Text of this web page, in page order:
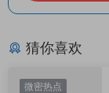
猜你喜欢
微密热点